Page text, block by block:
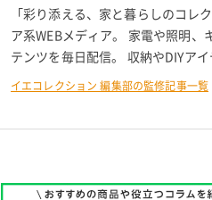
「彩り添える、家と暮らしのコレ
ア系WEBメディア。 家電や照明
テンツを毎日配信。 収納やDIYア
イエコレクション 編集部の監修記事一覧